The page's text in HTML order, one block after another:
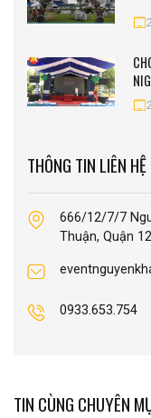
THÔNG TIN LIÊN HỆ
666/12/7/7
Thuận, Quận
0933.653.754
TIN CÙNG CHUYÊN